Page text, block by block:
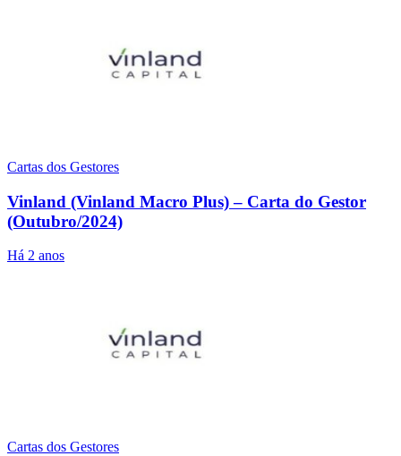
Cartas dos Gestores
Vinland (Vinland Macro Plus) – Carta do Gestor
(Outubro/2024)
Há 2 anos
Cartas dos Gestores